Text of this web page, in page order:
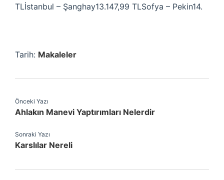
TLİstanbul – Şanghay13.147,99 TLSofya – Pekin14.
Tarih: Makaleler
Önceki Yazı
Ahlakın Manevi Yaptırımları Nelerdir
Sonraki Yazı
Karslılar Nereli